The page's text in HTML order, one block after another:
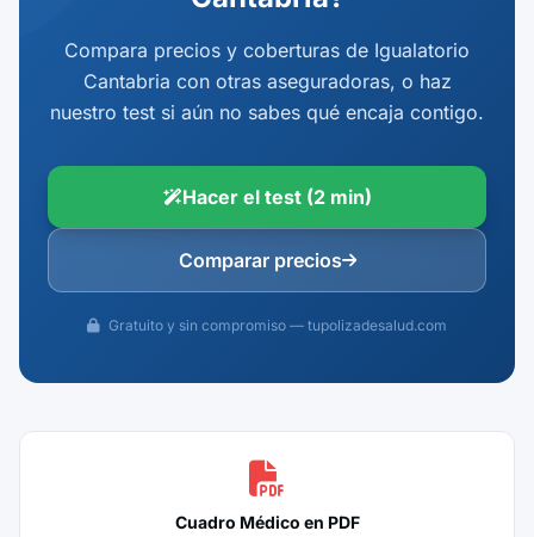
Compara precios y coberturas de Igualatorio
Cantabria con otras aseguradoras, o haz
nuestro test si aún no sabes qué encaja contigo.
Hacer el test (2 min)
Comparar precios
Gratuito y sin compromiso — tupolizadesalud.com
Cuadro Médico en PDF